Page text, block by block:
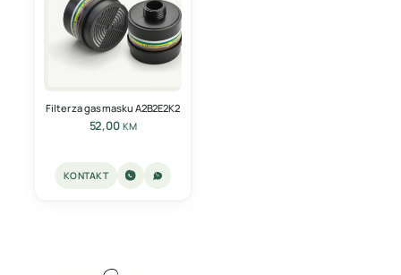
Filter za gas masku A2B2E2K2
52,00 KM
KONTAKT